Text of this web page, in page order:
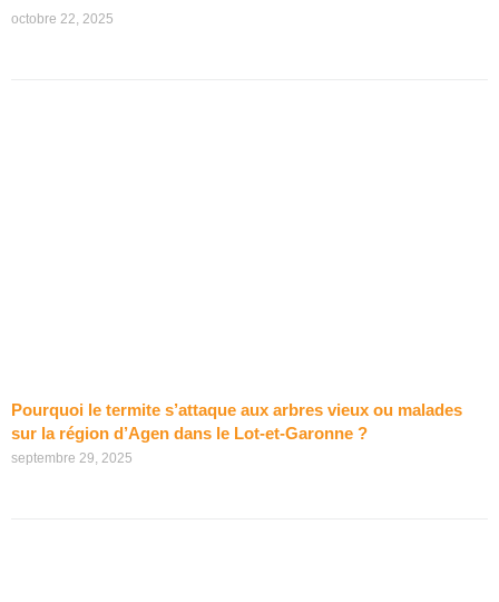
octobre 22, 2025
Pourquoi le termite s’attaque aux arbres vieux ou malades
sur la région d’Agen dans le Lot-et-Garonne ?
septembre 29, 2025